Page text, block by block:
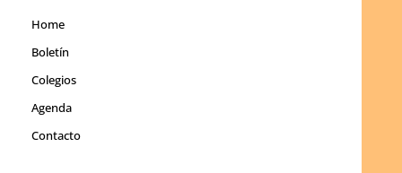
Home
Boletín
Colegios
Agenda
Contacto